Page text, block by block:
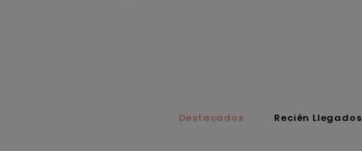
Destacados Recién Llegados